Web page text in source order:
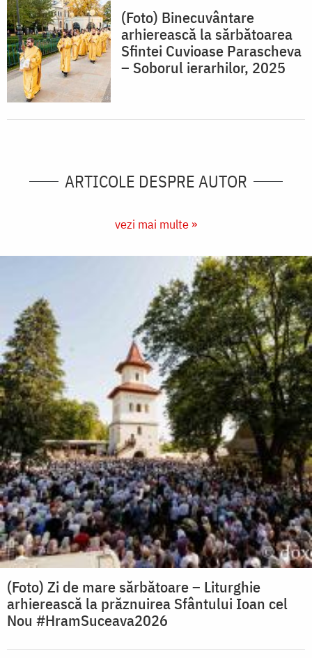
(Foto) Binecuvântare
arhierească la sărbătoarea
Sfintei Cuvioase Parascheva
– Soborul ierarhilor, 2025
ARTICOLE DESPRE AUTOR
vezi mai multe »
(Foto) Zi de mare sărbătoare – Liturghie
arhierească la prăznuirea Sfântului Ioan cel
Nou #HramSuceava2026